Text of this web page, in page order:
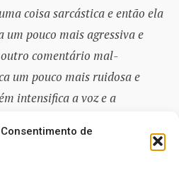
de
coisa sarcástica e então ela
um pouco mais agressiva e
comentário mal-
um pouco mais ruidosa e
intensifica a voz e a
ou ambos cheguem a um